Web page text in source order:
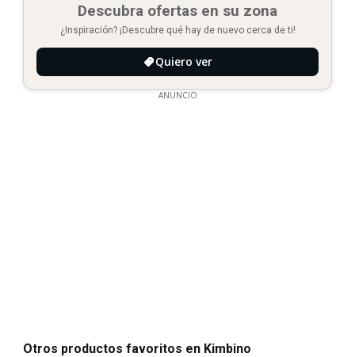
Descubra ofertas en su zona
¿Inspiración? ¡Descubre qué hay de nuevo cerca de ti!
Quiero ver
ANUNCIO
Otros productos favoritos en Kimbino